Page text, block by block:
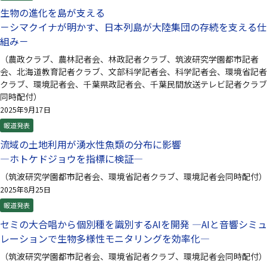
生物の進化を島が支える
－シマクイナが明かす、日本列島が大陸集団の存続を支える仕
組み－
（農政クラブ、農林記者会、林政記者クラブ、筑波研究学園都市記者
会、北海道教育記者クラブ、文部科学記者会、科学記者会、環境省記者
クラブ、環境記者会、千葉県政記者会、千葉民間放送テレビ記者クラブ
同時配付）
2025年9月17日
報道発表
流域の土地利用が湧水性魚類の分布に影響
—ホトケドジョウを指標に検証—
（筑波研究学園都市記者会、環境省記者クラブ、環境記者会同時配付）
2025年8月25日
報道発表
セミの大合唱から個別種を識別するAIを開発 —AIと音響シミュ
レーションで生物多様性モニタリングを効率化—
（筑波研究学園都市記者会、環境省記者クラブ、環境記者会同時配付）